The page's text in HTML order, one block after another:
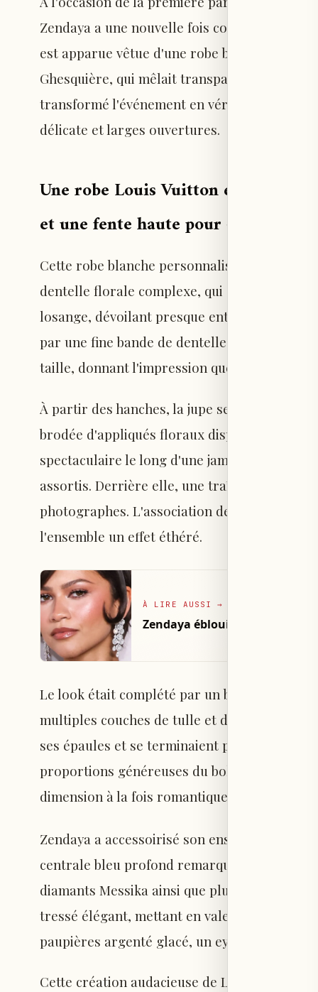
Zendaya a une nouvelle fois confirmé son
est apparue vêtue d'une robe blanche sur
Ghesquière, qui mêlait transparence et
transformé l'événement en véritable défilé
délicate et larges ouvertures.
Une robe Louis Vuitton en dentelle
et une fente haute pour « The
Cette robe blanche personnalisée
dentelle florale complexe, qui s'ouvrait
losange, dévoilant presque entièrement son
par une fine bande de dentelle sous la
taille, donnant l'impression que la robe flottait
À partir des hanches, la jupe semi-
brodée d'appliqués floraux dispersés sur le
spectaculaire le long d'une jambe, laissant
assortis. Derrière elle, une traîne courte
photographes. L'association de la
l'ensemble un effet éthéré.
À LIRE AUSSI →
Zendaya éblouit en robe Ashi
Le look était complété par un boléro
multiples couches de tulle et de dentelle
ses épaules et se terminaient par des
proportions généreuses du boléro et la
dimension à la fois romantique et
Zendaya a accessoirisé son ensemble avec
centrale bleu profond remarquable. Elle
diamants Messika ainsi que plusieurs
tressé élégant, mettant en valeur le
paupières argenté glacé, un eye-liner ailé,
Cette création audacieuse de Louis Vuitton